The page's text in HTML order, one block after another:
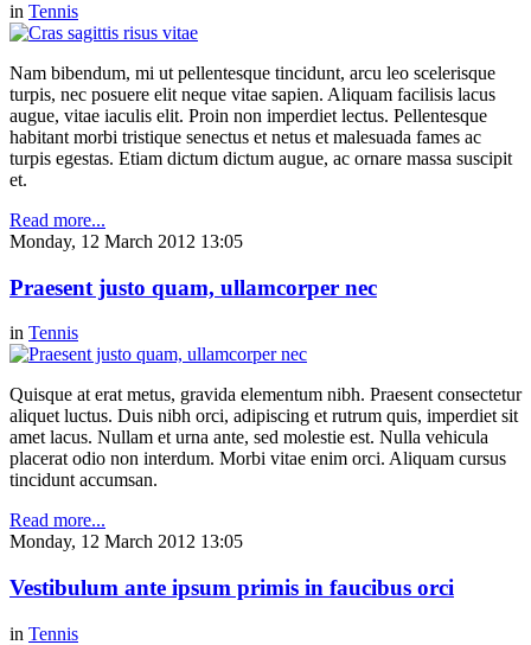
in Tennis
Nam bibendum, mi ut pellentesque tincidunt, arcu leo scelerisque
turpis, nec posuere elit neque vitae sapien. Aliquam facilisis lacus
augue, vitae iaculis elit. Proin non imperdiet lectus. Pellentesque
habitant morbi tristique senectus et netus et malesuada fames ac
turpis egestas. Etiam dictum dictum augue, ac ornare massa suscipit
et.
Read more...
Monday, 12 March 2012 13:05
Praesent justo quam, ullamcorper nec
in Tennis
Quisque at erat metus, gravida elementum nibh. Praesent consectetur
aliquet luctus. Duis nibh orci, adipiscing et rutrum quis, imperdiet sit
amet lacus. Nullam et urna ante, sed molestie est. Nulla vehicula
placerat odio non interdum. Morbi vitae enim orci. Aliquam cursus
tincidunt accumsan.
Read more...
Monday, 12 March 2012 13:05
Vestibulum ante ipsum primis in faucibus orci
in Tennis